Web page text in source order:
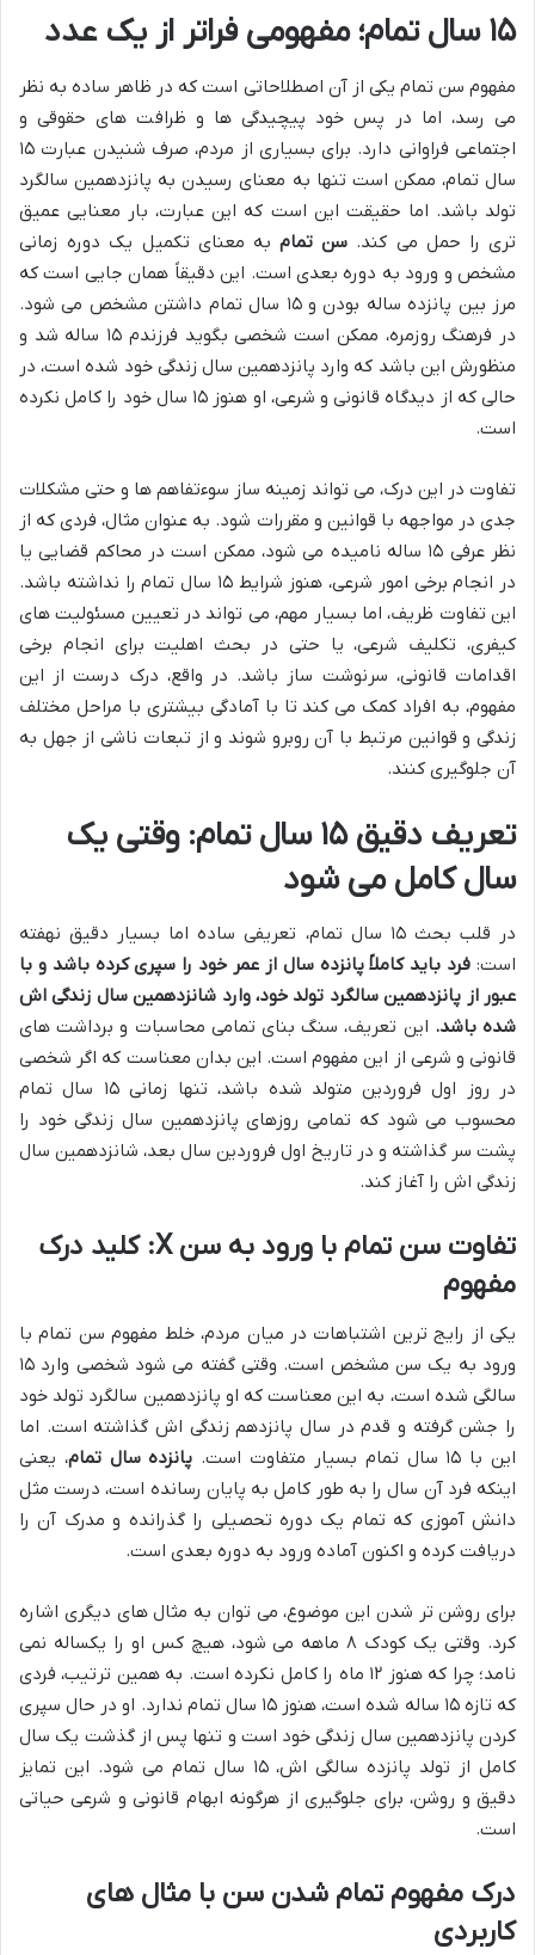
۱۵ سال تمام؛ مفهومی فراتر از یک عدد
مفهوم سن تمام یکی از آن اصطلاحاتی است که در ظاهر ساده به نظر
می رسد، اما در پس خود پیچیدگی ها و ظرافت های حقوقی و
اجتماعی فراوانی دارد. برای بسیاری از مردم، صرف شنیدن عبارت ۱۵
سال تمام، ممکن است تنها به معنای رسیدن به پانزدهمین سالگرد
تولد باشد. اما حقیقت این است که این عبارت، بار معنایی عمیق
تری را حمل می کند. سن تمام به معنای تکمیل یک دوره زمانی
مشخص و ورود به دوره بعدی است. این دقیقاً همان جایی است که
مرز بین پانزده ساله بودن و ۱۵ سال تمام داشتن مشخص می شود.
در فرهنگ روزمره، ممکن است شخصی بگوید فرزندم ۱۵ ساله شد و
منظورش این باشد که وارد پانزدهمین سال زندگی خود شده است، در
حالی که از دیدگاه قانونی و شرعی، او هنوز ۱۵ سال خود را کامل نکرده
است.
تفاوت در این درک، می تواند زمینه ساز سوءتفاهم ها و حتی مشکلات
جدی در مواجهه با قوانین و مقررات شود. به عنوان مثال، فردی که از
نظر عرفی ۱۵ ساله نامیده می شود، ممکن است در محاکم قضایی یا
در انجام برخی امور شرعی، هنوز شرایط ۱۵ سال تمام را نداشته باشد.
این تفاوت ظریف، اما بسیار مهم، می تواند در تعیین مسئولیت های
کیفری، تکلیف شرعی، یا حتی در بحث اهلیت برای انجام برخی
اقدامات قانونی، سرنوشت ساز باشد. در واقع، درک درست از این
مفهوم، به افراد کمک می کند تا با آمادگی بیشتری با مراحل مختلف
زندگی و قوانین مرتبط با آن روبرو شوند و از تبعات ناشی از جهل به
آن جلوگیری کنند.
تعریف دقیق ۱۵ سال تمام: وقتی یک
سال کامل می شود
در قلب بحث ۱۵ سال تمام، تعریفی ساده اما بسیار دقیق نهفته
است: فرد باید کاملاً پانزده سال از عمر خود را سپری کرده باشد و با
عبور از پانزدهمین سالگرد تولد خود، وارد شانزدهمین سال زندگی اش
شده باشد. این تعریف، سنگ بنای تمامی محاسبات و برداشت های
قانونی و شرعی از این مفهوم است. این بدان معناست که اگر شخصی
در روز اول فروردین متولد شده باشد، تنها زمانی ۱۵ سال تمام
محسوب می شود که تمامی روزهای پانزدهمین سال زندگی خود را
پشت سر گذاشته و در تاریخ اول فروردین سال بعد، شانزدهمین سال
زندگی اش را آغاز کند.
تفاوت سن تمام با ورود به سن X: کلید درک
مفهوم
یکی از رایج ترین اشتباهات در میان مردم، خلط مفهوم سن تمام با
ورود به یک سن مشخص است. وقتی گفته می شود شخصی وارد ۱۵
سالگی شده است، به این معناست که او پانزدهمین سالگرد تولد خود
را جشن گرفته و قدم در سال پانزدهم زندگی اش گذاشته است. اما
این با ۱۵ سال تمام بسیار متفاوت است.
پانزده سال تمام، یعنی
اینکه فرد آن سال را به طور کامل به پایان رسانده است، درست مثل
دانش آموزی که تمام یک دوره تحصیلی را گذرانده و مدرک آن را
دریافت کرده و اکنون آماده ورود به دوره بعدی است.
برای روشن تر شدن این موضوع، می توان به مثال های دیگری اشاره
کرد. وقتی یک کودک ۸ ماهه می شود، هیچ کس او را یکساله نمی
نامد؛ چرا که هنوز ۱۲ ماه را کامل نکرده است. به همین ترتیب، فردی
که تازه ۱۵ ساله شده است، هنوز ۱۵ سال تمام ندارد. او در حال سپری
کردن پانزدهمین سال زندگی خود است و تنها پس از گذشت یک سال
کامل از تولد پانزده سالگی اش، ۱۵ سال تمام می شود. این تمایز
دقیق و روشن، برای جلوگیری از هرگونه ابهام قانونی و شرعی حیاتی
است.
درک مفهوم تمام شدن سن با مثال های
کاربردی